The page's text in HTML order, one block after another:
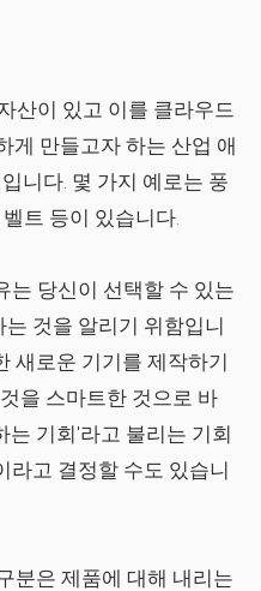
산이 있고 이를 클라우드
게 만들고자 하는 산업 애
니다. 몇 가지 예로는 풍
트 등이 있습니다.
는 당신이 선택할 수 있는
것을 알리기 위함입니
새로운 기기를 제작하기
을 스마트한 것으로 바
는 기회'라고 불리는 기회
라고 결정할 수도 있습니
분은 제품에 대해 내리는